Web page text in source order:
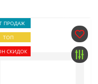
ПРОДАЖ
ТОП
СКИДОК